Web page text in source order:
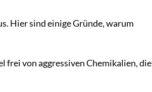
Hier sind einige Gründe, warum
frei von aggressiven Chemikalien, die